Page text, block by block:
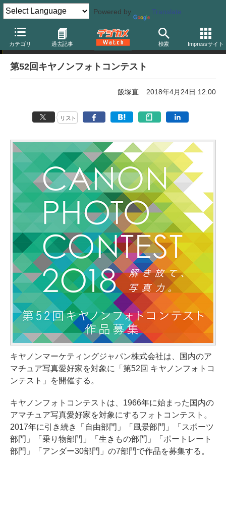
Powered by Translate
カテゴリ 過去記事 検索 Impressサイト
フォトコンテスト
第52回キヤノンフォトコンテスト
飯塚直 2018年4月24日 12:00
リスト
キヤノンマーケティングジャパン株式会社は、国内のア
マチュア写真愛好家を対象に「第52回 キヤノンフォトコ
ンテスト」を開催する。
キヤノンフォトコンテストは、1966年に始まった国内の
アマチュア写真愛好家を対象にするフォトコンテスト。
2017年に引き続き「自由部門」「風景部門」「スポーツ
部門」「乗り物部門」「生きもの部門」「ポートレート
部門」「アンダー30部門」の7部門で作品を募集する。